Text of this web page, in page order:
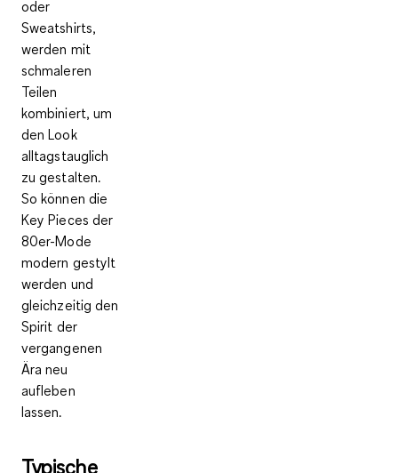
oder
Sweatshirts,
werden mit
schmaleren
Teilen
kombiniert, um
denLook
alltagstauglich
zu gestalten.
So können die
Key Pieces der
80er-Mode
modern gestylt
werden und
gleichzeitig den
Spirit der
vergangenen
Ära neu
aufleben
lassen.
Typische